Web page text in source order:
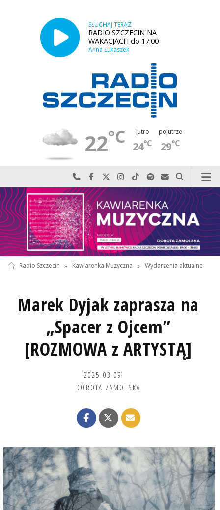
SŁUCHAJ TERAZ
RADIO SZCZECIN NA
WAKACJACH do 17:00
Anna Łukaszek
22°C jutro
24°C
pojutrze
29°C
Najlepiej po prostu do nas zadzwoń
Odwiedź nas na Facebook-u
Odwiedź nas na X
Odwiedź nas na Instagram-ie
Odwiedź nas na TikTok-u
Szukaj nas na Spotify
Wyślij do nas
Szukaj
Radio Szczecin » Kawiarenka Muzyczna » Wydarzenia aktualne
Marek Dyjak zaprasza na
„Spacer z Ojcem”
[ROZMOWA z ARTYSTĄ]
2025-03-09
DOROTA ZAMOLSKA